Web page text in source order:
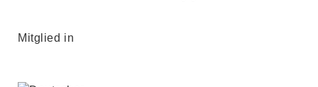
Mitglied in